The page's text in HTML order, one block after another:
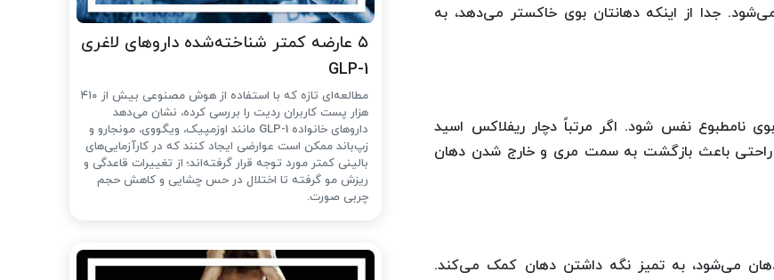
جدا از اینکه دهانتان بوی خاکستر می‌دهد، به
نامطبوع نفس شود. اگر مرتباً دچار ریفلاکس اسید
باعث بازگشت به سمت مری و خارج شدن دهان
می‌شود، به تمیز نگه داشتن دهان کمک می‌کند.
۵ عارضه کمتر شناخته‌شده داروهای لاغری
GLP-1
مطالعه‌ای تازه که با استفاده از هوش مصنوعی بیش از ۴۱۰
هزار پست کاربران ردیت را بررسی کرده، نشان می‌دهد
داروهای خانواده GLP-1 مانند اوزمپیک، ویگووی، مونجارو و
زپ‌باند ممکن است عوارضی ایجاد کنند که در کارآزمایی‌های
بالینی کمتر مورد توجه قرار گرفته‌اند؛ از تغییرات قاعدگی و
ریزش مو گرفته تا اختلال در حس چشایی و کاهش حجم
چربی صورت.